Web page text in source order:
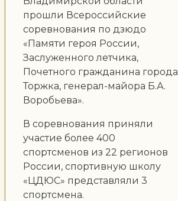
прошли Всероссийские
соревнования по дзюдо
«Памяти героя России,
Заслуженного летчика,
Почетного гражданина города
Торжка, генерал-майора Б.А.
Воробьева».
В соревнования приняли
участие более 400
спортсменов из 22 регионов
России, спортивную школу
«ЦДЮС» представляли 3
спортсмена.